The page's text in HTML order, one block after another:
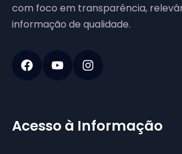
com foco em transparência,
informação de qualidade.
Acesso à Informação